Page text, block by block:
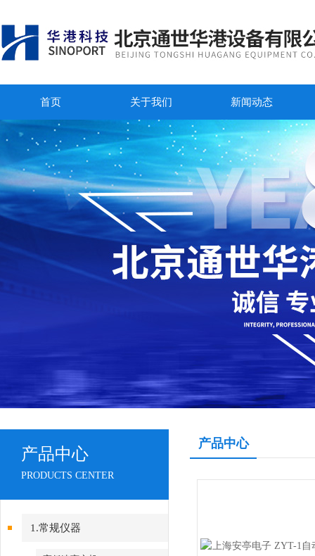
首页 关于我们 新闻动态
产品中心
PRODUCTS CENTER
1.常规仪器
产品中心